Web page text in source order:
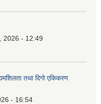
2026 - 12:49
तथा दिगो एकिकरण
- 16:54